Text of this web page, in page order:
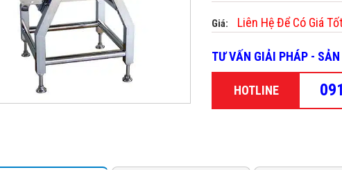
Giá: Liên Hệ Để Có Giá Tốt
TƯ VẤN GIẢI PHÁP -
HOTLINE